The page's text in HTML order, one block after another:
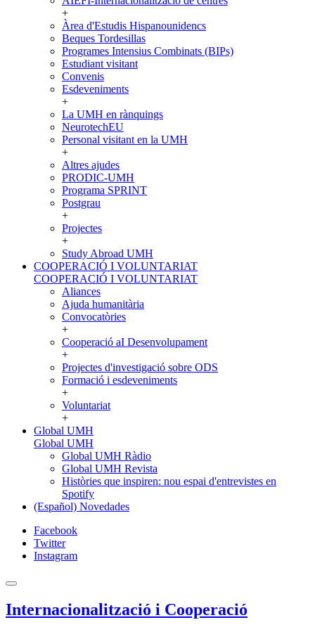
+
Àrea d'Estudis Hispanounidencs
Beques Tordesillas
Programes Intensius Combinats (BIPs)
Estudiant visitant
Convenis
Esdeveniments
+
La UMH en rànquings
NeurotechEU
Personal visitant en la UMH
+
Altres ajudes
PRODIC-UMH
Programa SPRINT
Postgrau
+
Projectes
+
Study Abroad UMH
COOPERACIÓ I VOLUNTARIAT
COOPERACIÓ I VOLUNTARIAT
Aliances
Ajuda humanitària
Convocatòries
+
Cooperació aI Desenvolupament
+
Projectes d'investigació sobre ODS
Formació i esdeveniments
+
Voluntariat
+
Global UMH
Global UMH
Global UMH Ràdio
Global UMH Revista
Històries que inspiren: nou espai d'entrevistes en
Spotify
(Español) Novedades
Facebook
Twitter
Instagram
Internacionalització i Cooperació